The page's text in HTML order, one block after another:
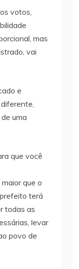
votos,
mas
vai
e
uma
que você
que o
terá
todas as
levar
povo de